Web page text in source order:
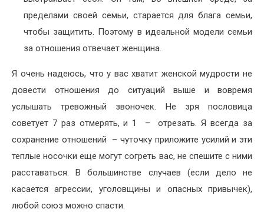
пределами своей семьи, старается для блага семьи,
чтобы защитить. Поэтому в идеальной модели семьи
за отношения отвечает женщина.
Я очень надеюсь, что у вас хватит женской мудрости не
довести отношения до ситуаций выше и вовремя
услышать тревожный звоночек. Не зря пословица
советует 7 раз отмерять, и 1 – отрезать. Я всегда за
сохранение отношений – чуточку приложите усилий и эти
теплые носочки еще могут согреть вас, не спешите с ними
расставаться. В большинстве случаев (если дело не
касается агрессии, уголовщины и опасных привычек),
любой союз можно спасти.